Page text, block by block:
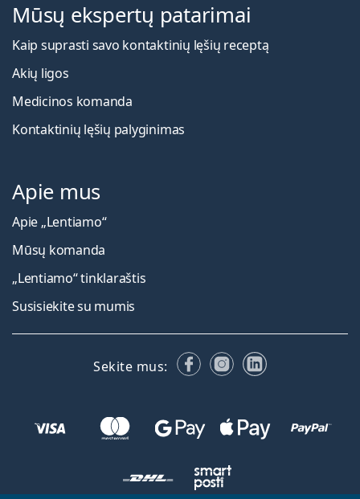
Mūsų ekspertų patarimai
Kaip suprasti savo kontaktinių lęšių receptą
Akių ligos
Medicinos komanda
Kontaktinių lęšių palyginimas
Apie mus
Apie „Lentiamo“
Mūsų komanda
„Lentiamo“ tinklaraštis
Susisiekite su mumis
Sekite mus: FacebookInstagram
LinkedIn